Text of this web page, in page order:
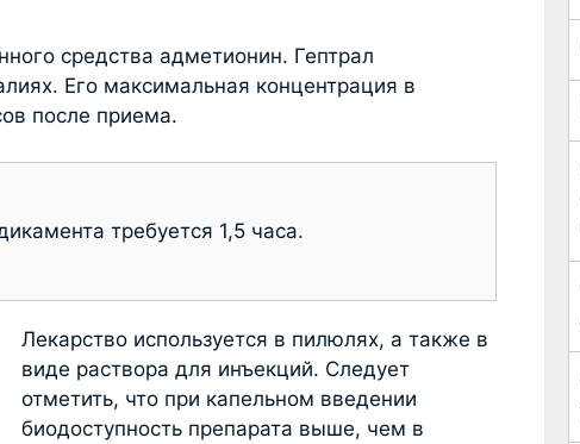
средства адметионин. Гептрал
Его максимальная концентрация в
после приема.
требуется 1,5 часа.
Лекарство используется в пилюлях, а также в
виде раствора для инъекций. Следует
отметить, что при капельном введении
биодоступность препарата выше, чем в